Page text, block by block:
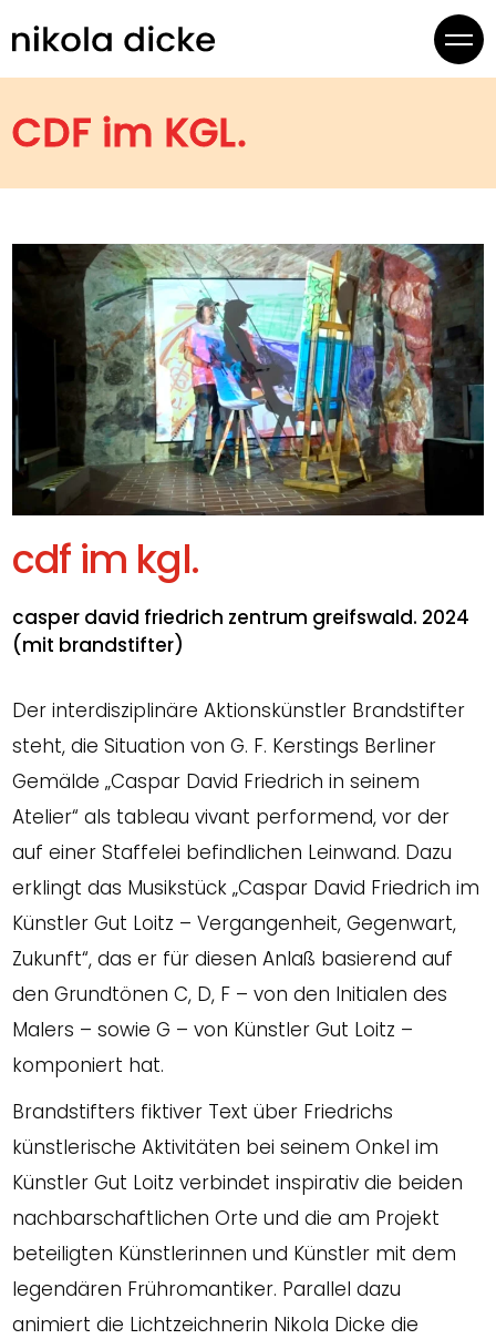
CDF im KGL.
cdf im kgl.
casper david friedrich zentrum greifswald. 2024
(mit brandstifter)
Der interdisziplinäre Aktionskünstler Brandstifter
steht, die Situation von G. F. Kerstings Berliner
Gemälde „Caspar David Friedrich in seinem
Atelier“ als tableau vivant performend, vor der
auf einer Staffelei befindlichen Leinwand. Dazu
erklingt das Musikstück „Caspar David Friedrich im
Künstler Gut Loitz – Vergangenheit, Gegenwart,
Zukunft“, das er für diesen Anlaß basierend auf
den Grundtönen C, D, F – von den Initialen des
Malers – sowie G – von Künstler Gut Loitz –
komponiert hat.
Brandstifters fiktiver Text über Friedrichs
künstlerische Aktivitäten bei seinem Onkel im
Künstler Gut Loitz verbindet inspirativ die beiden
nachbarschaftlichen Orte und die am Projekt
beteiligten Künstlerinnen und Künstler mit dem
legendären Frühromantiker. Parallel dazu
animiert die Lichtzeichnerin Nikola Dicke die